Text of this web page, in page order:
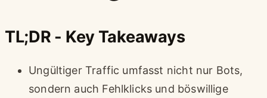
TL;DR - Key Takeaways
Ungültiger Traffic umfasst nicht nur Bots,
sondern auch Fehlklicks und böswillige